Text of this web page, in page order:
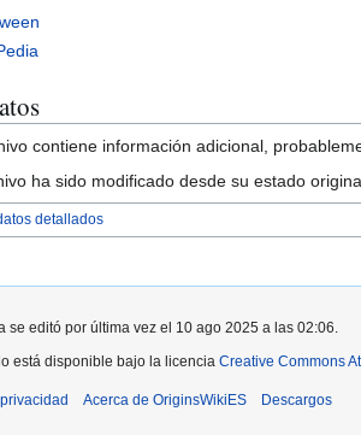
contiene información adicional,
ha sido modificado desde su estado
detallados
se editó por última vez el 10 ago 2025 a las 02:06.
está disponible bajo la licencia Creative Commons
Acerca de OriginsWikiES Descargos